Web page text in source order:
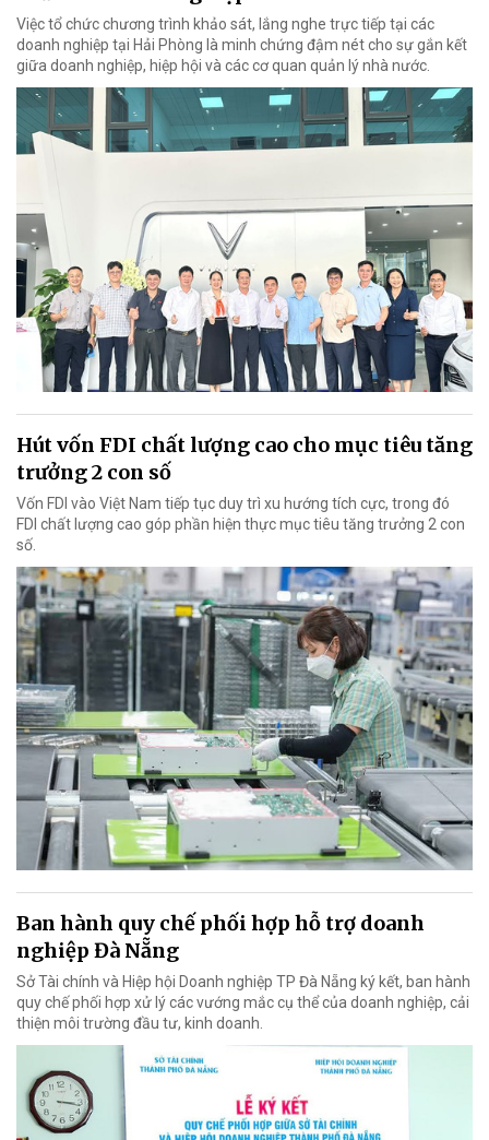
Việc tổ chức chương trình khảo sát, lắng nghe trực tiếp tại các
doanh nghiệp tại Hải Phòng là minh chứng đậm nét cho sự gắn kết
giữa doanh nghiệp, hiệp hội và các cơ quan quản lý nhà nước.
Hút vốn FDI chất lượng cao cho mục tiêu tăng
trưởng 2 con số
Vốn FDI vào Việt Nam tiếp tục duy trì xu hướng tích cực, trong đó
FDI chất lượng cao góp phần hiện thực mục tiêu tăng trưởng 2 con
số.
Ban hành quy chế phối hợp hỗ trợ doanh
nghiệp Đà Nẵng
Sở Tài chính và Hiệp hội Doanh nghiệp TP Đà Nẵng ký kết, ban hành
quy chế phối hợp xử lý các vướng mắc cụ thể của doanh nghiệp, cải
thiện môi trường đầu tư, kinh doanh.